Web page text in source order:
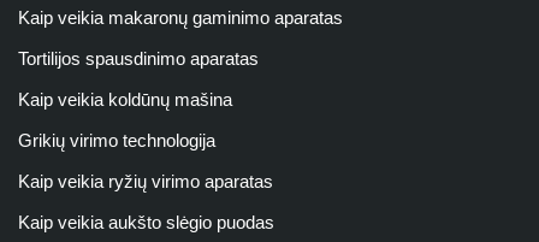
Kaip veikia makaronų gaminimo aparatas
Tortilijos spausdinimo aparatas
Kaip veikia koldūnų mašina
Grikių virimo technologija
Kaip veikia ryžių virimo aparatas
Kaip veikia aukšto slėgio puodas